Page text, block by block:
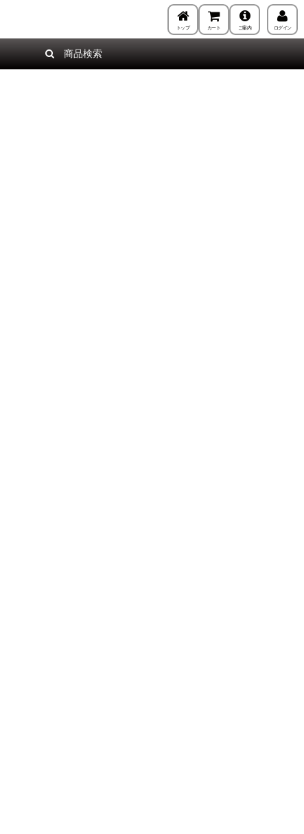
トップ カート ご案内 ログイン
商品検索